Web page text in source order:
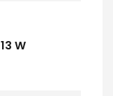
13 W